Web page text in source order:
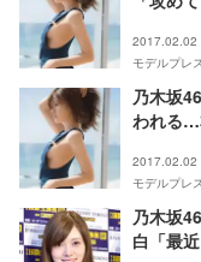
2017.02.02
モデルプレス
乃木坂
われる…
2017.02.02
モデルプレス
乃木坂
白「最